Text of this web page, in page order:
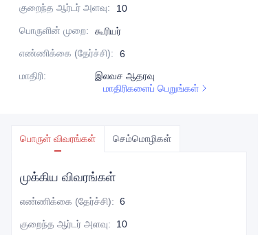
குறைந்த ஆர்டர் அளவு:
10
பொருளின் முறை:
கூரியர்
எண்ணிக்கை (தேர்ச்சி):
6
மாதிரி:
இலவச ஆதரவு
மாதிரிகளைப் பெறுங்கள்
பொருள் விவரங்கள் செம்மொழிகள்
முக்கிய விவரங்கள்
எண்ணிக்கை (தேர்ச்சி): 6
குறைந்த ஆர்டர் அளவு: 10